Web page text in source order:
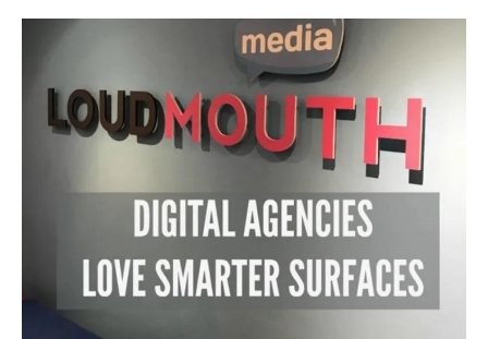
Digitales
Adorent